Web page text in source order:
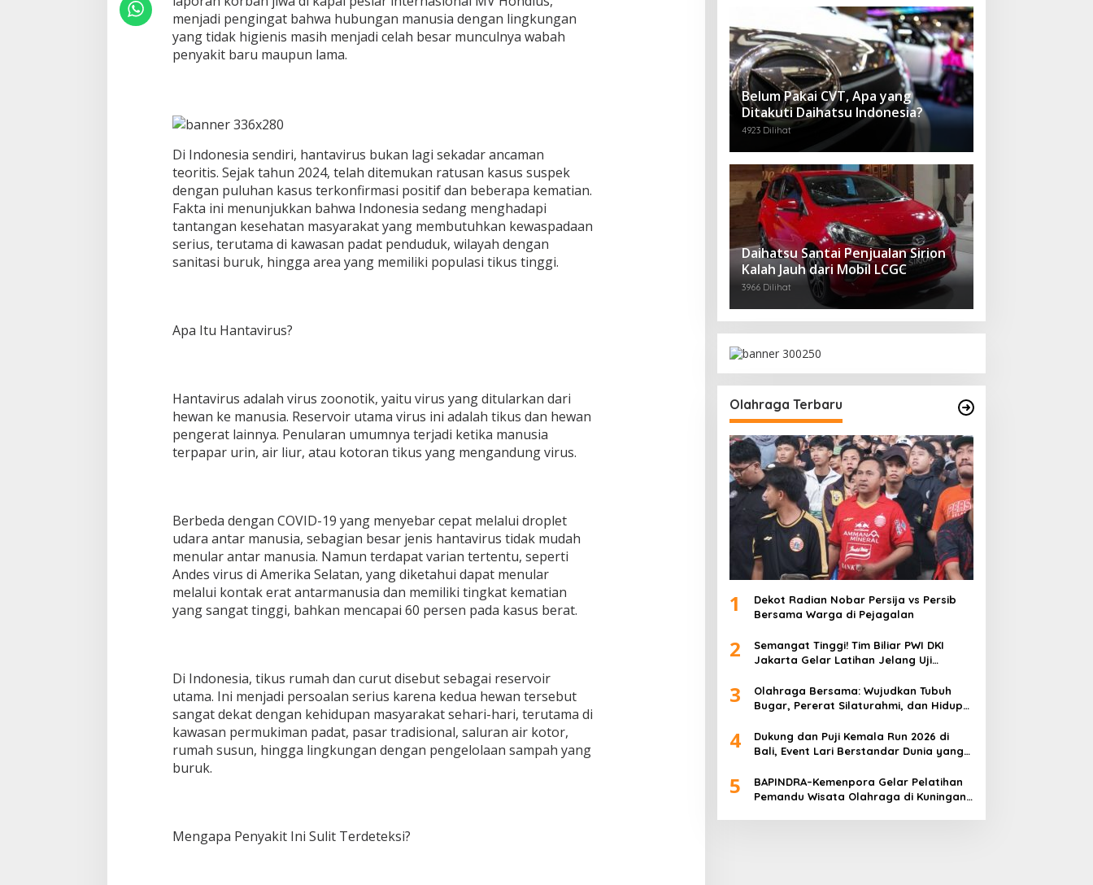
menjadi pengingat bahwa hubungan manusia dengan lingkungan
yang tidak higienis masih menjadi celah besar munculnya wabah
penyakit baru maupun lama.
Di Indonesia sendiri, hantavirus bukan lagi sekadar ancaman
teoritis. Sejak tahun 2024, telah ditemukan ratusan kasus suspek
dengan puluhan kasus terkonfirmasi positif dan beberapa kematian.
Fakta ini menunjukkan bahwa Indonesia sedang menghadapi
tantangan kesehatan masyarakat yang membutuhkan kewaspadaan
serius, terutama di kawasan padat penduduk, wilayah dengan
sanitasi buruk, hingga area yang memiliki populasi tikus tinggi.
Apa Itu Hantavirus?
Hantavirus adalah virus zoonotik, yaitu virus yang ditularkan dari
hewan ke manusia. Reservoir utama virus ini adalah tikus dan hewan
pengerat lainnya. Penularan umumnya terjadi ketika manusia
terpapar urin, air liur, atau kotoran tikus yang mengandung virus.
Berbeda dengan COVID-19 yang menyebar cepat melalui droplet
udara antar manusia, sebagian besar jenis hantavirus tidak mudah
menular antar manusia. Namun terdapat varian tertentu, seperti
Andes virus di Amerika Selatan, yang diketahui dapat menular
melalui kontak erat antarmanusia dan memiliki tingkat kematian
yang sangat tinggi, bahkan mencapai 60 persen pada kasus berat.
Di Indonesia, tikus rumah dan curut disebut sebagai reservoir
utama. Ini menjadi persoalan serius karena kedua hewan tersebut
sangat dekat dengan kehidupan masyarakat sehari-hari, terutama di
kawasan permukiman padat, pasar tradisional, saluran air kotor,
rumah susun, hingga lingkungan dengan pengelolaan sampah yang
buruk.
Mengapa Penyakit Ini Sulit Terdeteksi?
Belum Pakai CVT, Apa yang
Ditakuti Daihatsu Indonesia?
4923 Dilihat
Daihatsu Santai Penjualan Sirion
Kalah Jauh dari Mobil LCGC
3966 Dilihat
Olahraga Terbaru
1
Dekot Radian Nobar Persija vs Persib
Bersama Warga di Pejagalan
2
Semangat Tinggi! Tim Biliar PWI DKI
Jakarta Gelar Latihan Jelang Uji
3
Olahraga Bersama: Wujudkan Tubuh
Bugar, Pererat Silaturahmi, dan Hidup
4
Dukung dan Puji Kemala Run 2026 di
Bali, Event Lari Berstandar Dunia yang
5
BAPINDRA–Kemenpora Gelar Pelatihan
Pemandu Wisata Olahraga di Kuningan